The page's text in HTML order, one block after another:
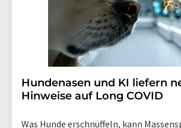
Hundenasen und KI liefern
Hinweise auf Long COVID
Was Hunde erschnüffeln, kann